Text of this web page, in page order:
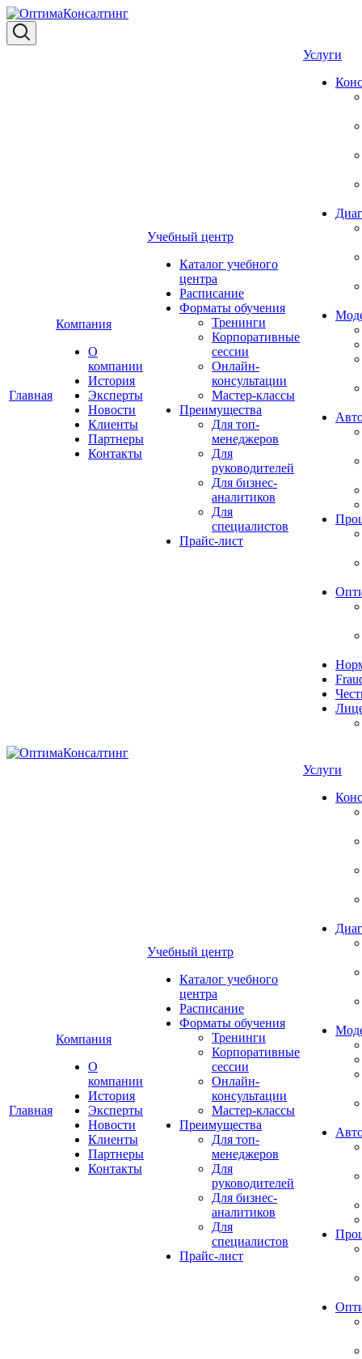
Главная
Компания
О
компании
История
Эксперты
Новости
Клиенты
Партнеры
Контакты
Учебный центр
Каталог учебного
центра
Расписание
Форматы обучения
Тренинги
Корпоративные
сессии
Онлайн-
консультации
Мастер-классы
Преимущества
Для топ-
менеджеров
Для
руководителей
Для бизнес-
аналитиков
Для
специалистов
Прайс-лист
Услуги
Главная
Компания
О
компании
История
Эксперты
Новости
Клиенты
Партнеры
Контакты
Учебный центр
Каталог учебного
центра
Расписание
Форматы обучения
Тренинги
Корпоративные
сессии
Онлайн-
консультации
Мастер-классы
Преимущества
Для топ-
менеджеров
Для
руководителей
Для бизнес-
аналитиков
Для
специалистов
Прайс-лист
Услуги